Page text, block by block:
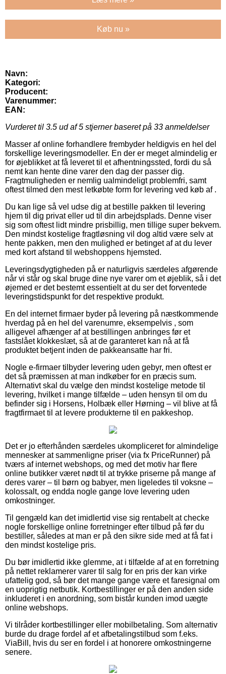
Køb nu »
Navn:
Kategori:
Producent:
Varenummer:
EAN:
Vurderet til 3.5 ud af 5 stjerner baseret på 33 anmeldelser
Masser af online forhandlere frembyder heldigvis en hel del
forskellige leveringsmodeller. En der er meget almindelig er
for øjeblikket at få leveret til et afhentningssted, fordi du så
nemt kan hente dine varer den dag der passer dig.
Fragtmuligheden er nemlig ualmindeligt problemfri, samt
oftest tilmed den mest letkøbte form for levering ved køb af .
Du kan lige så vel udse dig at bestille pakken til levering
hjem til dig privat eller ud til din arbejdsplads. Denne viser
sig som oftest lidt mindre prisbillig, men tillige super bekvem.
Den mindst kostelige fragtløsning vil dog altid være selv at
hente pakken, men den mulighed er betinget af at du lever
med kort afstand til webshoppens hjemsted.
Leveringsdygtigheden på er naturligvis særdeles afgørende
når vi står og skal bruge dine nye varer om et øjeblik, så i det
øjemed er det bestemt essentielt at du ser det forventede
leveringstidspunkt for det respektive produkt.
En del internet firmaer byder på levering på næstkommende
hverdag på en hel del varenumre, eksempelvis , som
alligevel afhænger af at bestillingen anbringes før et
fastslået klokkeslæt, så at de garanteret kan nå at få
produktet betjent inden de pakkeansatte har fri.
Nogle e-firmaer tilbyder levering uden gebyr, men oftest er
det så præmissen at man indkøber for en præcis sum.
Alternativt skal du vælge den mindst kostelige metode til
levering, hvilket i mange tilfælde – uden hensyn til om du
befinder sig i Horsens, Holbæk eller Hørning – vil blive at få
fragtfirmaet til at levere produkterne til en pakkeshop.
Det er jo efterhånden særdeles ukompliceret for almindelige
mennesker at sammenligne priser (via fx PriceRunner) på
tværs af internet webshops, og med det motiv har flere
online butikker været nødt til at trykke priserne på mange af
deres varer – til børn og babyer, men ligeledes til voksne –
kolossalt, og endda nogle gange love levering uden
omkostninger.
Til gengæld kan det imidlertid vise sig rentabelt at checke
nogle forskellige online forretninger efter tilbud på før du
bestiller, således at man er på den sikre side med at få fat i
den mindst kostelige pris.
Du bør imidlertid ikke glemme, at i tilfælde af at en forretning
på nettet reklamerer varer til salg for en pris der kan virke
ufattelig god, så bør det mange gange være et faresignal om
en uoprigtig netbutik. Kortbestillinger er på den anden side
inkluderet i en anordning, som bistår kunden imod uægte
online webshops.
Vi tilråder kortbestillinger eller mobilbetaling. Som alternativ
burde du drage fordel af et afbetalingstilbud som f.eks.
ViaBill, hvis du ser en fordel i at honorere omkostningerne
senere.